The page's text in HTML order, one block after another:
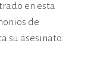
en esta
de
su asesinato.